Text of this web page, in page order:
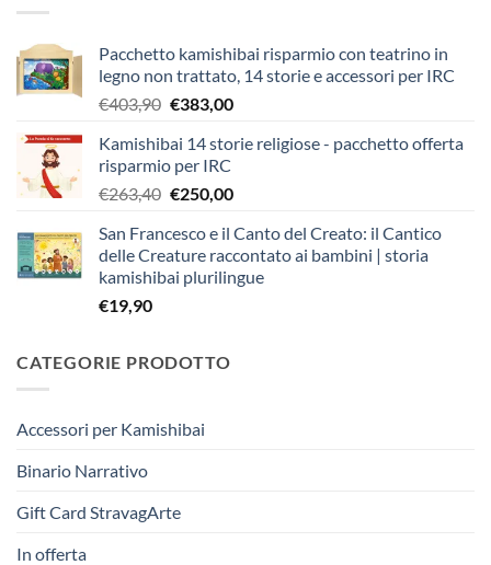
Pacchetto kamishibai risparmio con teatrino in
legno non trattato, 14 storie e accessori per IRC
€403,90 Il
originale
era:
€403,90.
€383,00Il
attuale
€383,00.
Kamishibai 14 storie religiose - pacchetto offerta
risparmio per IRC
€263,40 Il
originale
era:
€263,40.
€250,00Il
attuale
è:
€250,00.
San Francesco e il Canto del Creato: il Cantico
delle Creature raccontato ai bambini | storia
kamishibai plurilingue
€19,90
CATEGORIE PRODOTTO
Accessori per Kamishibai
Binario Narrativo
Gift Card StravagArte
In offerta